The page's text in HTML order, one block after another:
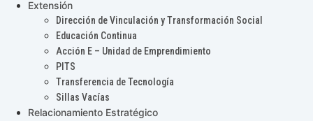
Extensión
Dirección de Vinculación y Transformación Social
Educación Continua
Acción E – Unidad de Emprendimiento
PITS
Transferencia de Tecnología
Sillas Vacías
Relacionamiento Estratégico